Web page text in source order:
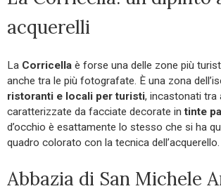
acquerelli
La Corricella è forse una delle zone più
anche tra le più fotografate. È una zona
ristoranti e locali per turisti, incastonati tra
caratterizzate da facciate decorate intinte
d’occhio è esattamente lo stesso che si ha
quadro colorato con la tecnica
Abbazia di San Michele